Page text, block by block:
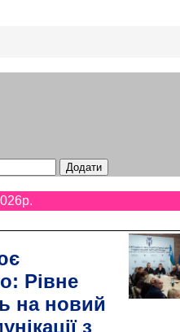
Рівне
на новий
з